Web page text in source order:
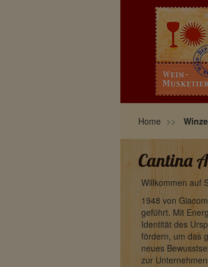
Home
Cantina
Willkommen auf
1948 von
geführt. Mit
Identität des
fördern, um das
neues
zur